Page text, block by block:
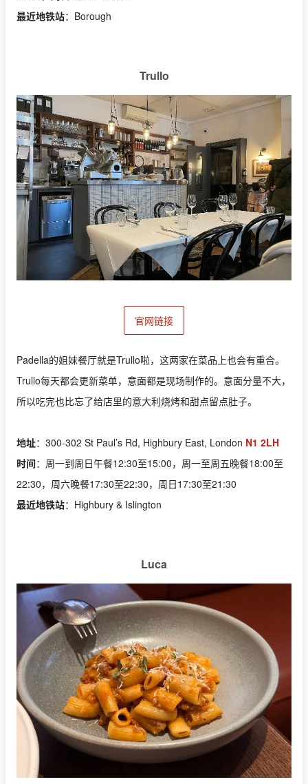
最近地铁站：Borough
Trullo
官网链接
Padella的姐妹餐厅就是Trullo啦，这两家在菜品上也会有重合。
Trullo每天都会更新菜单，意面都是现场制作的。意面分量不大，
所以吃完也比忘了给店里的意大利烧烤和甜点留点肚子。
地址：300-302 St Paul’s Rd, Highbury East, London N1 2LH
时间：周一到周日午餐12:30至15:00，周一至周五晚餐18:00至
22:30，周六晚餐17:30至22:30，周日17:30至21:30
最近地铁站：Highbury & Islington
Luca